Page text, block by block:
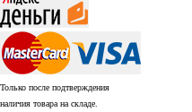
Только после подтверждения
наличия товара на складе.